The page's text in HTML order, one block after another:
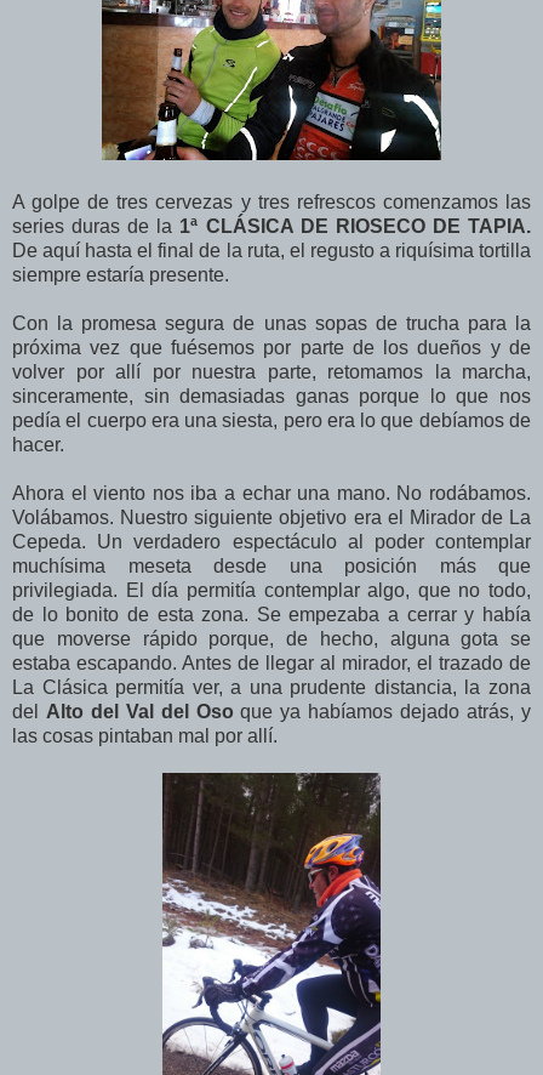
A golpe de tres cervezas y tres refrescos comenzamos las
series duras de la 1ª CLÁSICA DE RIOSECO DE TAPIA.
De aquí hasta el final de la ruta, el regusto a riquísima tortilla
siempre estaría presente.
Con la promesa segura de unas sopas de trucha para la
próxima vez que fuésemos por parte de los dueños y de
volver por allí por nuestra parte, retomamos la marcha,
sinceramente, sin demasiadas ganas porque lo que nos
pedía el cuerpo era una siesta, pero era lo que debíamos de
hacer.
Ahora el viento nos iba a echar una mano. No rodábamos.
Volábamos. Nuestro siguiente objetivo era el Mirador de La
Cepeda. Un verdadero espectáculo al poder contemplar
muchísima meseta desde una posición más que
privilegiada. El día permitía contemplar algo, que no todo,
de lo bonito de esta zona. Se empezaba a cerrar y había
que moverse rápido porque, de hecho, alguna gota se
estaba escapando. Antes de llegar al mirador, el trazado de
La Clásica permitía ver, a una prudente distancia, la zona
del Alto del Val del Oso que ya habíamos dejado atrás, y
las cosas pintaban mal por allí.